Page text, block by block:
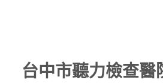
台中市聽力檢查醫